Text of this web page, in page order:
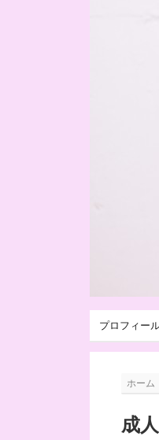
プロフィー
ホーム
成